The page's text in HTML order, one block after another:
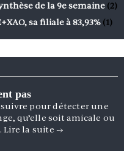
de la 9e semaine (2)
sa filiale à 83,93% (1)
pas
suivre pour détecter une
qu’elle soit amicale ou
Lire la suite →